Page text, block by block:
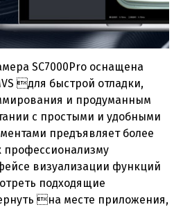
SC7000Pro оснащена
для быстрой отладки,
и продуманным
с простыми и удобными
предъявляет более
профессионализму
визуализации функций
подходящие
на месте приложения,